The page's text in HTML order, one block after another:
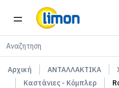
Αρχική ΑΝΤΑΛΛΑΚΤΙΚΑ
Καστάνιες - Κόμπλερ